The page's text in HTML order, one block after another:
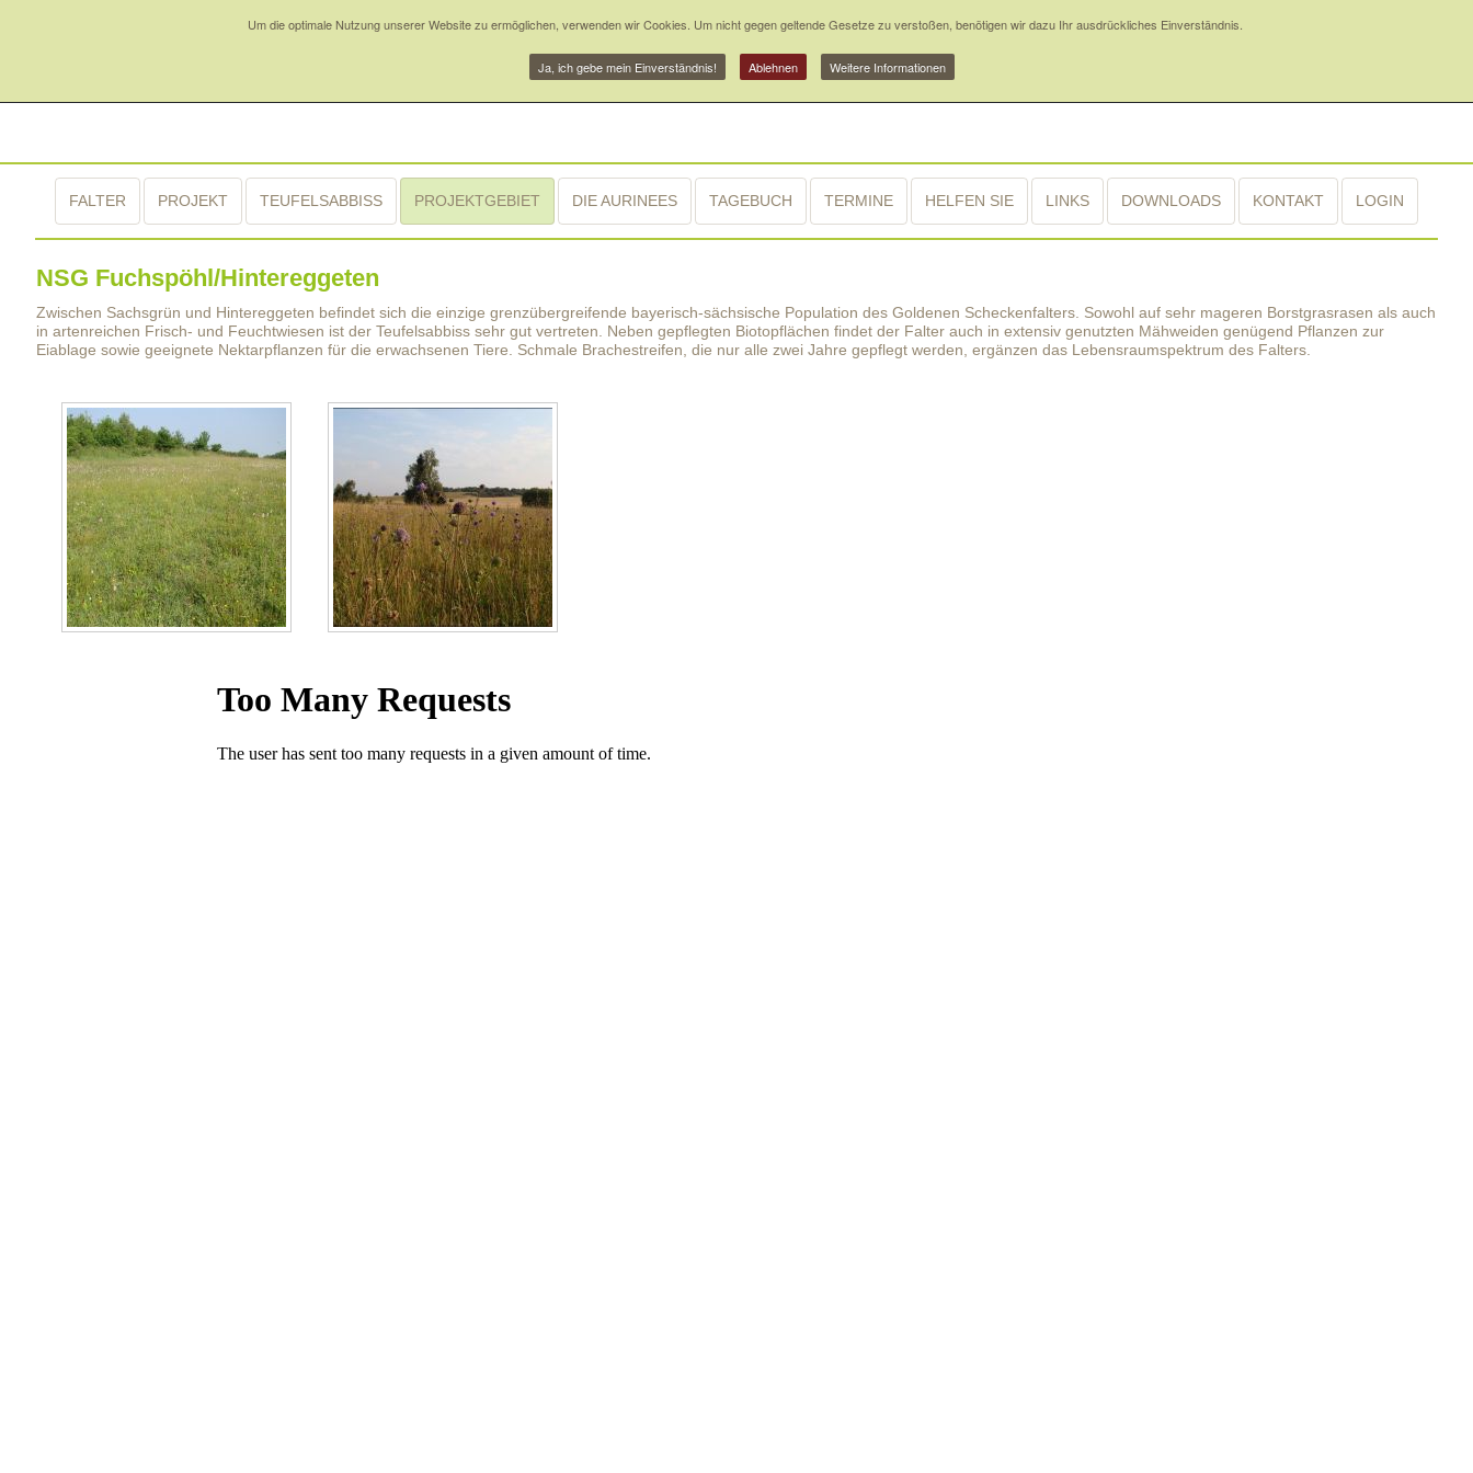
FALTER PROJEKT TEUFELSABBISS PROJEKTGEBIET DIE AURINEES TAGEBUCH TERMINE HELFEN SIE LINKS DOWNLOADS KONTAKT LOGIN
NSG Fuchspöhl/Hintereggeten
Zwischen Sachsgrün und Hintereggeten befindet sich die einzige grenzübergreifende bayerisch-sächsische Population des Goldenen Scheckenfalters. Sowohl auf sehr mageren Borstgrasrasen als auch
in artenreichen Frisch- und Feuchtwiesen ist der Teufelsabbiss sehr gut vertreten. Neben gepflegten Biotopflächen findet der Falter auch in extensiv genutzten Mähweiden genügend Pflanzen zur
Eiablage sowie geeignete Nektarpflanzen für die erwachsenen Tiere. Schmale Brachestreifen, die nur alle zwei Jahre gepflegt werden, ergänzen das Lebensraumspektrum des Falters.
Um die optimale Nutzung unserer Website zu ermöglichen, verwenden wir Cookies. Um nicht gegen geltende Gesetze zu verstoßen, benötigen wir dazu Ihr ausdrückliches Einverständnis.
Ja, ich gebe mein Einverständnis! Ablehnen Weitere Informationen